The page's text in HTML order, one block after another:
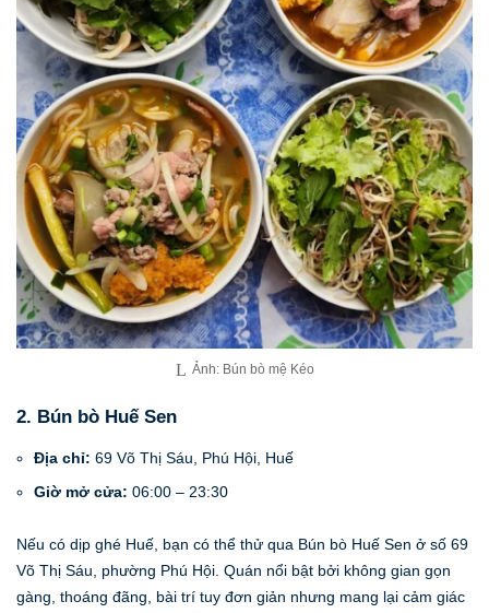
Ảnh: Bún bò mệ Kéo
2. Bún bò Huế Sen
Địa chỉ: 69 Võ Thị Sáu, Phú Hội, Huế
Giờ mở cửa: 06:00 – 23:30
Nếu có dịp ghé Huế, bạn có thể thử qua Bún bò Huế Sen ở số 69
Võ Thị Sáu, phường Phú Hội. Quán nổi bật bởi không gian gọn
gàng, thoáng đãng, bài trí tuy đơn giản nhưng mang lại cảm giác